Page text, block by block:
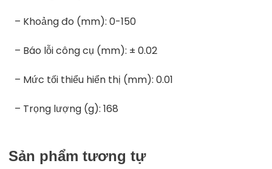
– Khoảng đo (mm): 0-150
– Báo lỗi công cụ (mm): ± 0.02
– Mức tối thiểu hiển thị (mm): 0.01
– Trọng lượng (g): 168
Sản phẩm tương tự